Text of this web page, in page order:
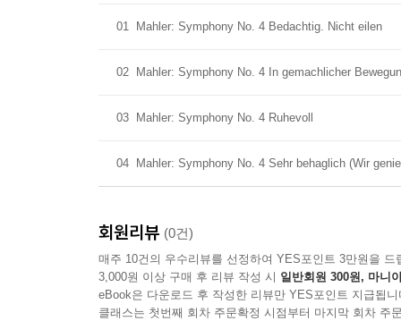
01 Mahler: Symphony No. 4 Bedachtig. Nicht eilen
02 Mahler: Symphony No. 4 In gemachlicher
03 Mahler: Symphony No. 4 Ruhevoll
04 Mahler: Symphony No. 4 Sehr behaglich (Wir
회원리뷰 (0건)
매주 10건의 우수리뷰를 선정하여 YES포인트 3만원을 드
3,000원 이상 구매 후 리뷰 작성 시 일반회원 300원, 마니
eBook은 다운로드 후 작성한 리뷰만 YES포인트 지급됩니
클래스는 첫번째 회차 주문확정 시점부터 마지막 회차 주